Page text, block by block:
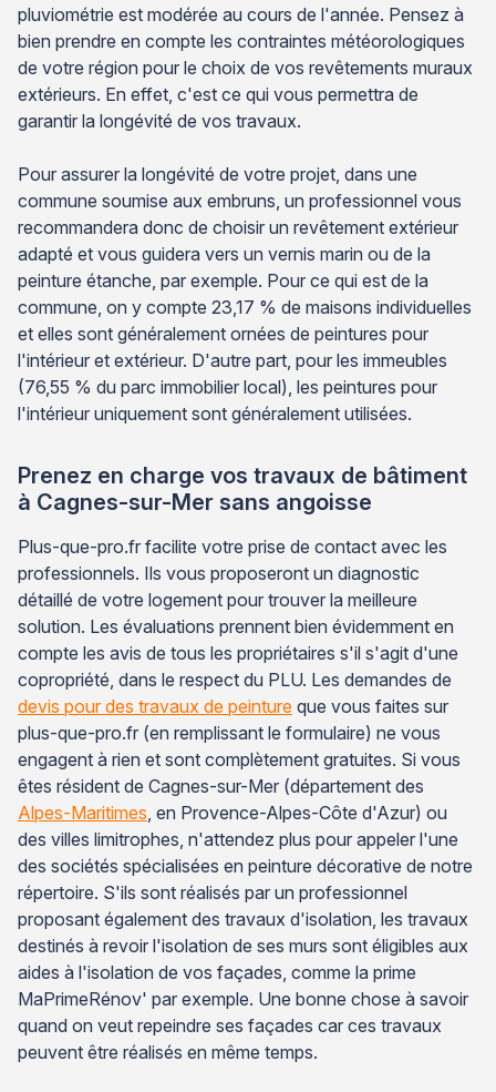
pluviométrie est modérée au cours de l'année. Pensez à
bien prendre en compte les contraintes météorologiques
de votre région pour le choix de vos revêtements muraux
extérieurs. En effet, c'est ce qui vous permettra de
garantir la longévité de vos travaux.
Pour assurer la longévité de votre projet, dans une
commune soumise aux embruns, un professionnel vous
recommandera donc de choisir un revêtement extérieur
adapté et vous guidera vers un vernis marin ou de la
peinture étanche, par exemple. Pour ce qui est de la
commune, on y compte 23,17 % de maisons individuelles
et elles sont généralement ornées de peintures pour
l'intérieur et extérieur. D'autre part, pour les immeubles
(76,55 % du parc immobilier local), les peintures pour
l'intérieur uniquement sont généralement utilisées.
Prenez en charge vos travaux de bâtiment
à Cagnes-sur-Mer sans angoisse
Plus-que-pro.fr facilite votre prise de contact avec les
professionnels. Ils vous proposeront un diagnostic
détaillé de votre logement pour trouver la meilleure
solution. Les évaluations prennent bien évidemment en
compte les avis de tous les propriétaires s'il s'agit d'une
copropriété, dans le respect du PLU. Les demandes de
devis pour des travaux de peinture que vous faites sur
plus-que-pro.fr (en remplissant le formulaire) ne vous
engagent à rien et sont complètement gratuites. Si vous
êtes résident de Cagnes-sur-Mer (département des
Alpes-Maritimes , en Provence-Alpes-Côte d'Azur) ou
des villes limitrophes, n'attendez plus pour appeler l'une
des sociétés spécialisées en peinture décorative de notre
répertoire. S'ils sont réalisés par un professionnel
proposant également des travaux d'isolation, les travaux
destinés à revoir l'isolation de ses murs sont éligibles aux
aides à l'isolation de vos façades, comme la prime
MaPrimeRénov' par exemple. Une bonne chose à savoir
quand on veut repeindre ses façades car ces travaux
peuvent être réalisés en même temps.